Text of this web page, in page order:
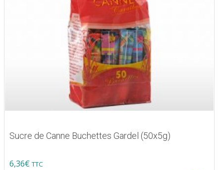
Sucre de Canne Buchettes Gardel (50x5g)
6,36€ TTC